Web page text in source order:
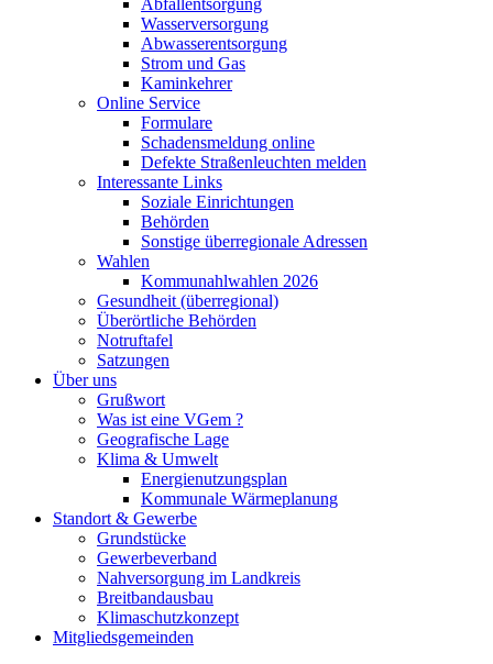
Abfallentsorgung
Wasserversorgung
Abwasserentsorgung
Strom und Gas
Kaminkehrer
Online Service
Formulare
Schadensmeldung online
Defekte Straßenleuchten melden
Interessante Links
Soziale Einrichtungen
Behörden
Sonstige überregionale Adressen
Wahlen
Kommunahlwahlen 2026
Gesundheit (überregional)
Überörtliche Behörden
Notruftafel
Satzungen
Über uns
Grußwort
Was ist eine VGem ?
Geografische Lage
Klima & Umwelt
Energienutzungsplan
Kommunale Wärmeplanung
Standort & Gewerbe
Grundstücke
Gewerbeverband
Nahversorgung im Landkreis
Breitbandausbau
Klimaschutzkonzept
Mitgliedsgemeinden